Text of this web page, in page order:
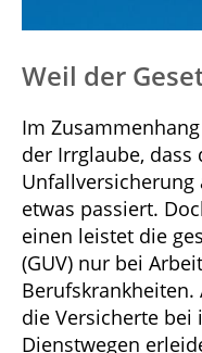
Weil der
Im
der Irrglaube, dass
etwas passiert.
einen leistet die
(GUV) nur bei
die Versicherte
Dienstwegen